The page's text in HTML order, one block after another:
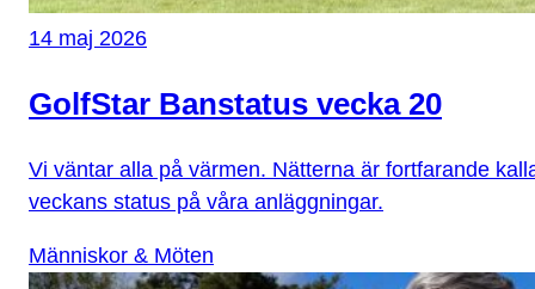
14 maj 2026
GolfStar Banstatus vecka 20
Vi väntar alla på värmen. Nätterna är fortfarande
veckans status på våra anläggningar.
Människor & Möten